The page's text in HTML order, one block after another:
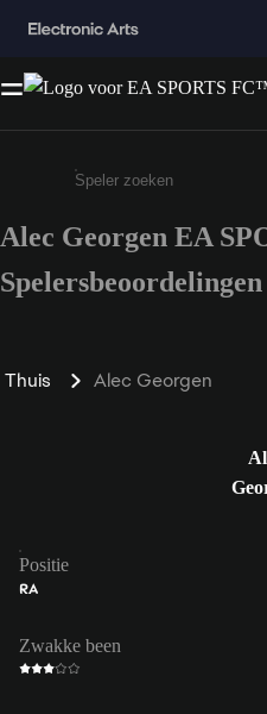
Enter a minimum of
Alec Georgen EA
Spelersbeoordelingen
Thuis Alec Georgen
Positie
RA
Zwakke been